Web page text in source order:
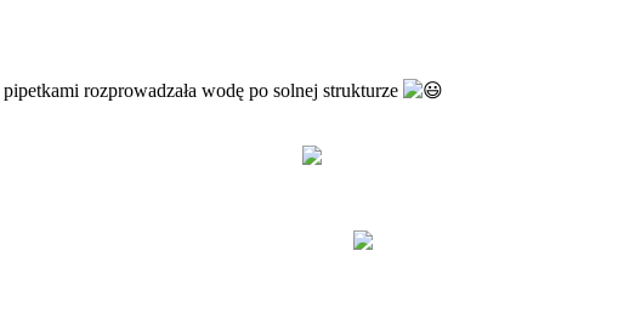
rozprowadzała wodę po solnej strukturze